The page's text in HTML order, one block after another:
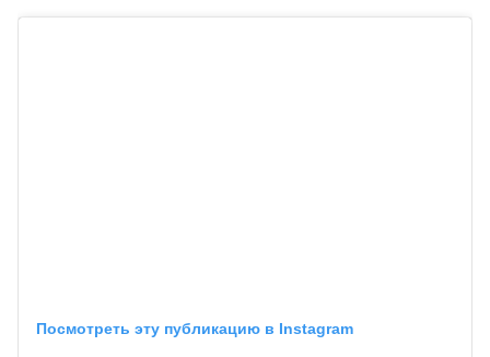
Посмотреть эту публикацию в Instagram